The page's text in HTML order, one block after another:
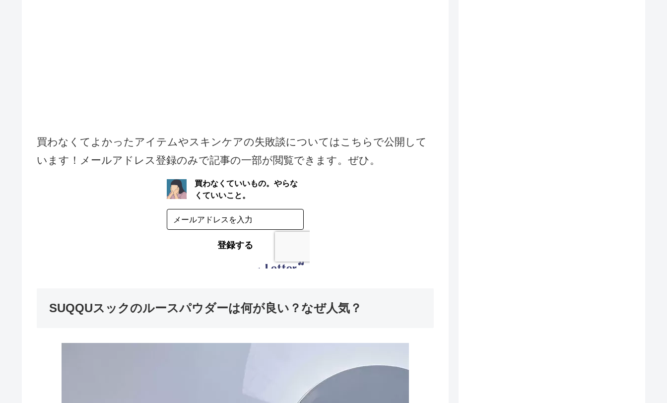
買わなくてよかったアイテムやスキンケアの失敗談についてはこちらで公開して
います！メールアドレス登録のみで記事の一部が閲覧できます。ぜひ。
SUQQUスックのルースパウダーは何が良い？なぜ人気？